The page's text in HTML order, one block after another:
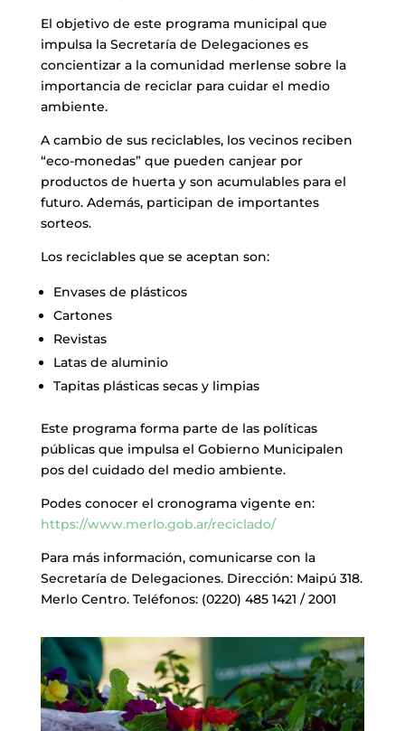
El objetivo de este programa municipal que
impulsa la Secretaría de Delegaciones es
concientizar a la comunidad merlense sobre la
importancia de reciclar para cuidar el medio
ambiente.
A cambio de sus reciclables, los vecinos reciben
“eco-monedas” que pueden canjear por
productos de huerta y son acumulables para el
futuro. Además, participan de importantes
sorteos.
Los reciclables que se aceptan son:
Envases de plásticos
Cartones
Revistas
Latas de aluminio
Tapitas plásticas secas y limpias
Este programa forma parte de las políticas
públicas que impulsa el Gobierno Municipalen
pos del cuidado del medio ambiente.
Podes conocer el cronograma vigente en:
https://www.merlo.gob.ar/reciclado/
Para más información, comunicarse con la
Secretaría de Delegaciones. Dirección: Maipú 318.
Merlo Centro. Teléfonos: (0220) 485 1421 / 2001